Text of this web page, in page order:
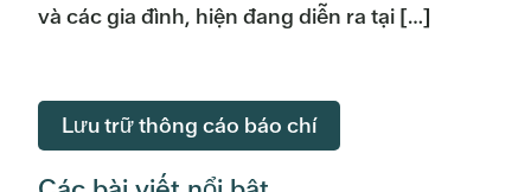
và các gia đình, hiện đang diễn ra tại […]
Lưu trữ thông cáo báo chí